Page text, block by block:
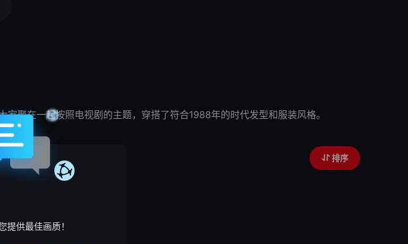
聚在一起按照电视剧的主题，穿搭了符合1988年的时代发型和服装风格。
排序
提供最佳画质！